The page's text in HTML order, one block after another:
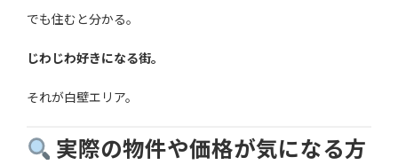
でも住むと分かる。
じわじわ好きになる街。
それが白壁エリア。
実際の物件や価格が気になる方